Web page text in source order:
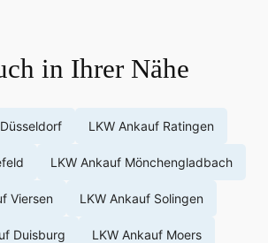
in Ihrer Nähe
LKW Ankauf Ratingen
LKW Ankauf Mönchengladbach
Viersen LKW Ankauf Solingen
Duisburg LKW Ankauf Moers